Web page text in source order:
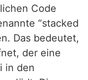
Code
“stacked
Das bedeutet,
der eine
in den